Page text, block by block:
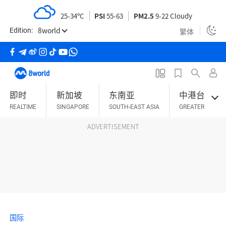
p
t
Edition: 8world 繁体
25-34ºC PSI55-63 PM2.5 9-22 Cloudy
即时
REALTIME
新加坡
SINGAPORE
东南亚
SOUTH-EAST ASIA
中港台
GREATER CHINA
ADVERTISEMENT
国际